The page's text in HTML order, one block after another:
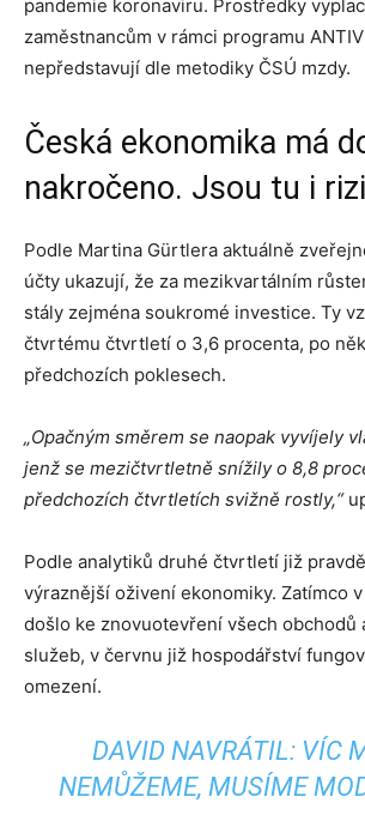
pandemie koronaviru. Prostředky
zaměstnancům v rámci programu
nepředstavují dle metodiky ČSÚ mzdy.
Česká ekonomika má
nakročeno. Jsou tu i
Podle Martina Gürtlera aktuálně
účty ukazují, že za mezikvartálním
stály zejména soukromé investice. Ty
čtvrtému čtvrtletí o 3,6 procenta, po
předchozích poklesech.
„Opačným směrem se naopak vyvíjely
jenž se mezičtvrtletně snížily o 8,8
předchozích čtvrtletích svižně rostly,“
Podle analytiků druhé čtvrtletí již
výraznější oživení ekonomiky. Zatímco
došlo ke znovuotevření všech obchodů
služeb, v červnu již hospodářství
omezení.
DAVID NAVRÁTIL: VÍC
NEMŮŽEME, MUSÍME